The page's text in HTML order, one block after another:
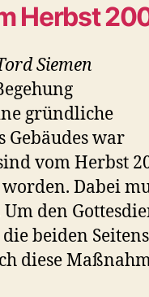
Herbst
Siemen
gründliche
Gebäudes war
vom Herbst
Dabei
den
beiden
diese